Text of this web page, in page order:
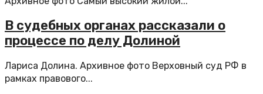
В судебных органах рассказали о
процессе по делу Долиной
Лариса Долина. Архивное фото Верховный суд РФ в
рамках правового...